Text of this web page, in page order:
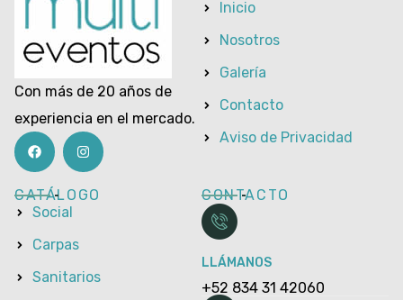
Con más de 20 años de
experiencia en el mercado.
Inicio
Nosotros
Galería
Contacto
Aviso de Privacidad
CATÁLOGO
Social
Carpas
Sanitarios
CONTACTO
LLÁMANOS
+52 834 31 42060